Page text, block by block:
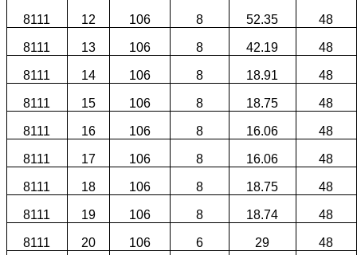
8111 12 106 8 52.35 48
8111 13 106 8 42.19 48
8111 14 106 8 18.91 48
8111 15 106 8 18.75 48
8111 16 106 8 16.06 48
8111 17 106 8 16.06 48
8111 18 106 8 18.75 48
8111 19 106 8 18.74 48
8111 20 106 6 29 48